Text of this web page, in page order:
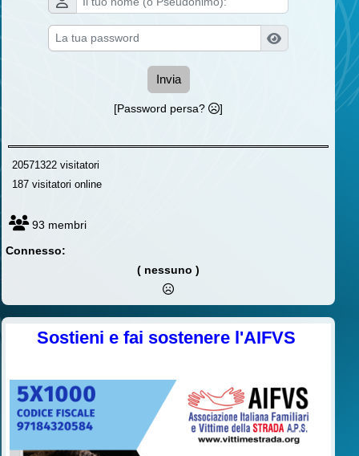
Invia
[Password persa? ]
20571322 visitatori
187 visitatori online
93 membri
Connesso:
( nessuno )
Sostieni e fai sostenere l'AIFVS